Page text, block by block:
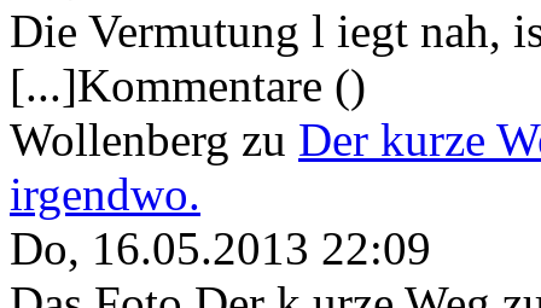
Die Vermutung l iegt nah,
[...]Kommentare ()
Wollenberg zu Der kurze
irgendwo.
Do, 16.05.2013 22:09